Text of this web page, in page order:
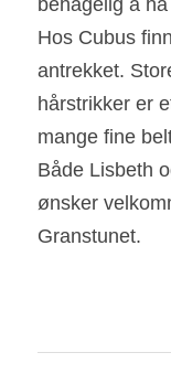
behagelig å
Hos Cubus
antrekket.
hårstrikker er
mange fine
Både Lisbeth
ønsker
Granstunet.